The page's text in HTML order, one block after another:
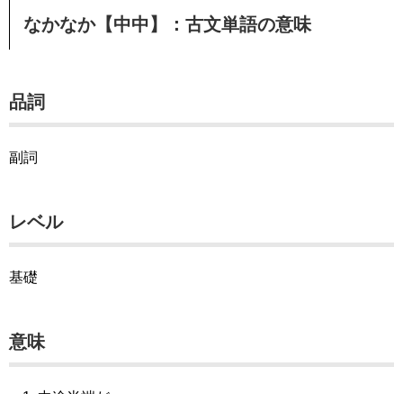
なかなか【中中】：古文単語の意味
品詞
副詞
レベル
基礎
意味